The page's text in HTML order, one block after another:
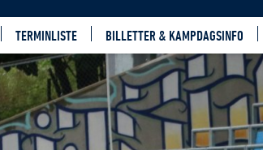
TERMINLISTE BILLETTER & KAMPDAGSINFO